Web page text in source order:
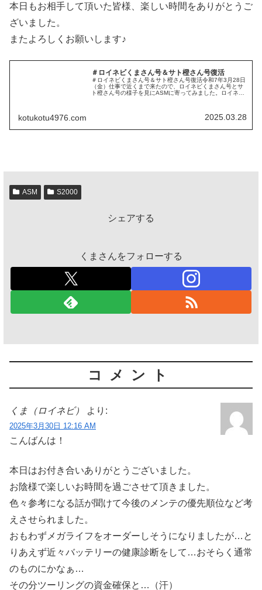
本日もお相手して頂いた皆様、楽しい時間をありがとうご
ざいました。
またよろしくお願いします♪
＃ロイネビくまさん号＆サト橙さん号復活
＃ロイネビくまさん号＆サト橙さん号復活令和7年3月28日
（金）仕事で近くまで来たので、ロイネビくまさん号とサ
ト橙さん号の様子を見にASMに寄ってみました。ロイネビ
kotukotu4976.com 2025.03.28
ASM S2000
シェアする
くまさんをフォローする
コメント
くま（ロイネビ） より:
2025年3月30日 12:16 AM
こんばんは！
本日はお付き合いありがとうございました。
お陰様で楽しいお時間を過ごさせて頂きました。
色々参考になる話が聞けて今後のメンテの優先順位など考
えさせられました。
おもわずメガライフをオーダーしそうになりましたが…と
りあえず近々バッテリーの健康診断をして…おそらく通常
のものにかなぁ…
その分ツーリングの資金確保と…（汗）